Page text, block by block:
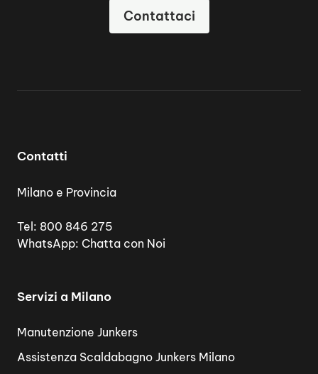
Contattaci
Contatti
Milano e Provincia
Tel: 800 846 275
WhatsApp: Chatta con Noi
Servizi a Milano
Manutenzione Junkers
Assistenza Scaldabagno Junkers Milano